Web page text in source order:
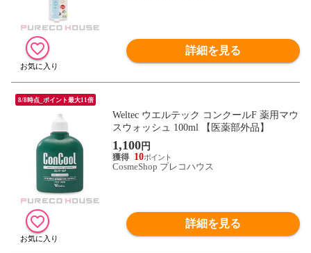
詳細を見る
8/8時点_ポイント最大11倍
Weltec ウエルテック コンクールF 薬用マウ
スウォッシュ 100ml 【医薬部外品】
1,100円
10
CosmeShop プレコハウス
詳細を見る